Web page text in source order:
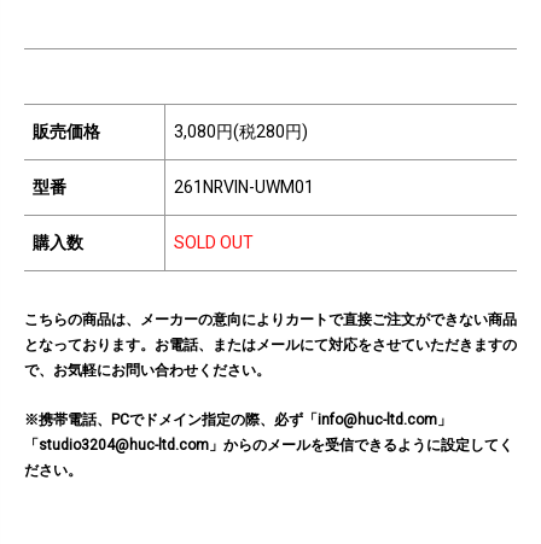
販売価格 3,080円(税280円)
型番 261NRVIN-UWM01
購入数 SOLD OUT
こちらの商品は、メーカーの意向によりカートで直接ご注文ができない商品
となっております。お電話、またはメールにて対応をさせていただきますの
で、お気軽にお問い合わせください。
※携帯電話、PCでドメイン指定の際、必ず「info@huc-ltd.com」
「studio3204@huc-ltd.com」からのメールを受信できるように設定してく
ださい。